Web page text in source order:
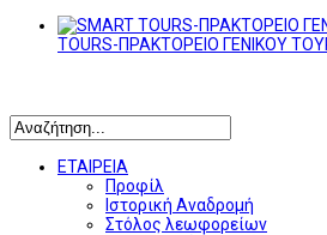
TOURS-ΠΡΑΚΤΟΡΕΙΟ ΓΕΝΙΚΟΥ
ΕΤΑΙΡΕΙΑ
Προφίλ
Ιστορική Αναδρομή
Στόλος λεωφορείων